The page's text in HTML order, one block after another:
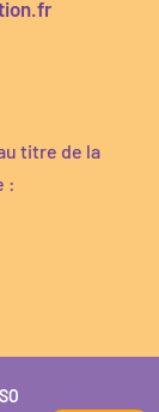
titre de la
: